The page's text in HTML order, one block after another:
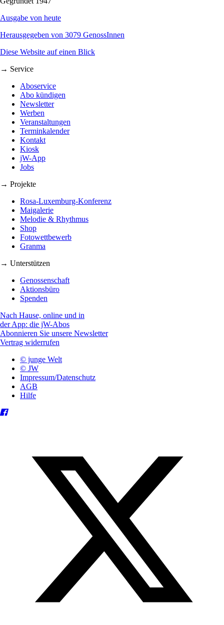
Ausgabe von heute
Herausgegeben von 3079 GenossInnen
Diese Website auf einen Blick
→ Service
Aboservice
Abo kündigen
Newsletter
Werben
Veranstaltungen
Terminkalender
Kontakt
Kiosk
jW-App
Jobs
→ Projekte
Rosa-Luxemburg-Konferenz
Maigalerie
Melodie & Rhythmus
Shop
Fotowettbewerb
Granma
→ Unterstützen
Genossenschaft
Aktionsbüro
Spenden
Nach Hause, online und in
der App: die jW-Abos
Abonnieren Sie unsere Newsletter
Vertrag widerrufen
© junge Welt
© JW
Impressum/Datenschutz
AGB
Hilfe